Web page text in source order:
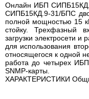
Онлайн ИБП
СИПБ15КД.9-31/БПС
полной мощностью 15
стойку. Трехфазный
загрузки электросети и
для использования
относящегося к одной
работа до четырех
SNMP-карты.
ХАРАКТЕРИСТИКИ